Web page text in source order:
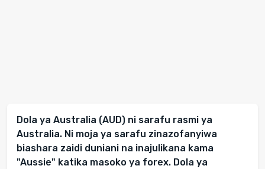
Dola ya Australia (AUD) ni sarafu rasmi ya
Australia. Ni moja ya sarafu zinazofanyiwa
biashara zaidi duniani na inajulikana kama
"Aussie" katika masoko ya forex. Dola ya